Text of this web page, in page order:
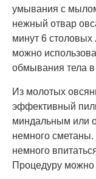
умывания с
нежный отвар
минут 6
можно
обмывания тела
Из молотых
эффективный
миндальным или
немного
немного
Процедуру можно